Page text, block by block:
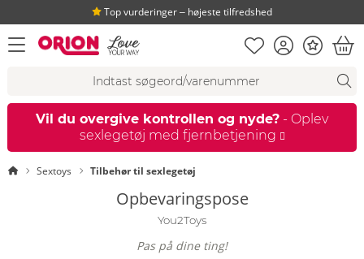
Top vurderinger ‒ højeste tilfredshed
åbn menu Huskeseddel
Kundekonto
Bonus
Vil du overgive kontrollen og nyde? - Oplev
sexlegetøj med fjernbetjening
Startside
Sextoys Tilbehør til sexlegetøj
Opbevaringspose
You2Toys
Pas på dine ting!